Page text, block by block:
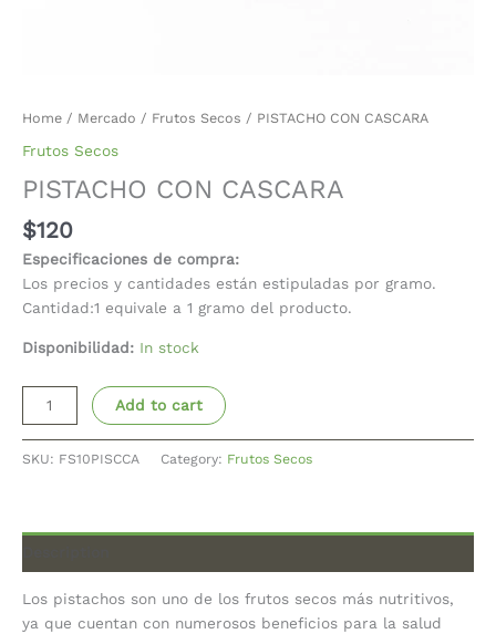
Home / Mercado / Frutos Secos / PISTACHO CON CASCARA
Frutos Secos
PISTACHO CON CASCARA
$120
Especificaciones de compra:
Los precios y cantidades están estipuladas por gramo.
Cantidad:1 equivale a 1 gramo del producto.
Disponibilidad: In stock
Add to cart
SKU: FS10PISCCA Category: Frutos Secos
Los pistachos son uno de los frutos secos más nutritivos,
ya que cuentan con numerosos beneficios para la salud